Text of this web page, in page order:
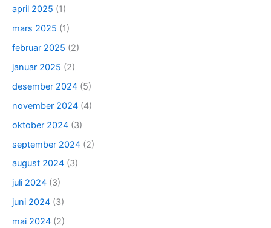
april 2025 (1)
mars 2025 (1)
februar 2025 (2)
januar 2025 (2)
desember 2024 (5)
november 2024 (4)
oktober 2024 (3)
september 2024 (2)
august 2024 (3)
juli 2024 (3)
juni 2024 (3)
mai 2024 (2)